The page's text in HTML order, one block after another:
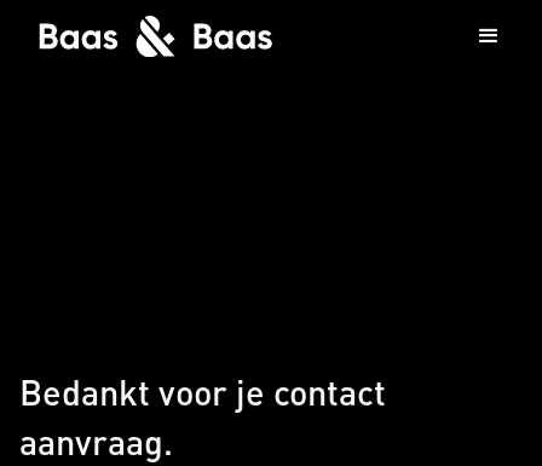
Bedankt voor je contact
aanvraag.